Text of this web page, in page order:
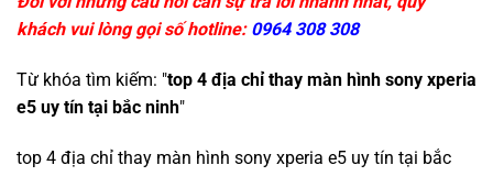
khách vui lòng gọi số hotline: 0964 308 308
Từ khóa tìm kiếm: "top 4 địa chỉ thay màn hình sony xperia
e5 uy tín tại bắc ninh"
top 4 địa chỉ thay màn hình sony xperia e5 uy tín tại bắc